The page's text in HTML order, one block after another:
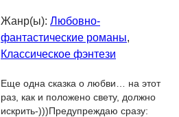
Жанр(ы): Любовно-
фантастические романы,
Классическое фэнтези
Еще одна сказка о любви… на этот
раз, как и положено свету, должно
искрить-)))Предупреждаю сразу: